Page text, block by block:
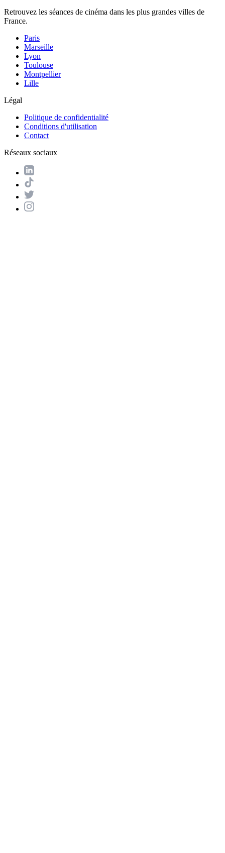
Retrouvez les séances de cinéma dans les plus grandes villes de
France.
Paris
Marseille
Lyon
Toulouse
Montpellier
Lille
Légal
Politique de confidentialité
Conditions d'utilisation
Contact
Réseaux sociaux